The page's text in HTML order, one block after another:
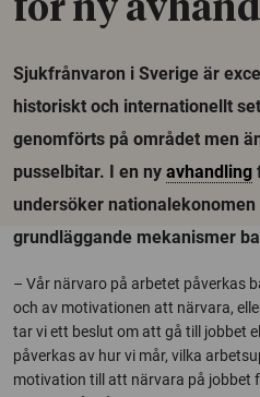
för ny
Sjukfrånvaron i Sverige är
historiskt och internationellt
genomförts på området men
pusselbitar. I en ny avhandling
undersöker
grundläggande mekanismer
– Vår närvaro på arbetet påverkas
och av motivationen att närvara,
tar vi ett beslut om att gå till jobbet
påverkas av hur vi mår, vilka
motivation till att närvara på jobbet